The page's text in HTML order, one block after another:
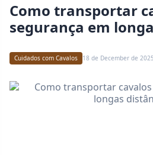
Cuidados com Cavalos 18 de December de 2025
Como transportar cavalos com
segurança em